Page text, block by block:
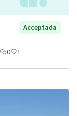
Acceptada
0 1